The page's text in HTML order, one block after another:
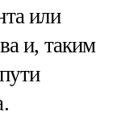
или
и, таким